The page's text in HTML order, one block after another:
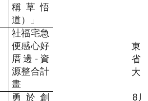
稱草悟
道）」
東
省
大
8
社福宅急
便感心好
厝邊-資
源整合計
畫
勇於創